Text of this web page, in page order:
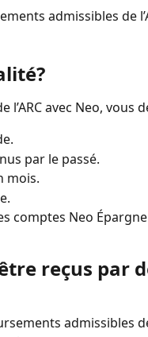
admissibles de
avec Neo, vous
par le passé.
mois.
comptes Neo
reçus par
admissibles de